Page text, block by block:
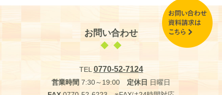
お問い合わせ
TEL0770-52-7124
営業時間 7:30～19:00 定休日 日曜日